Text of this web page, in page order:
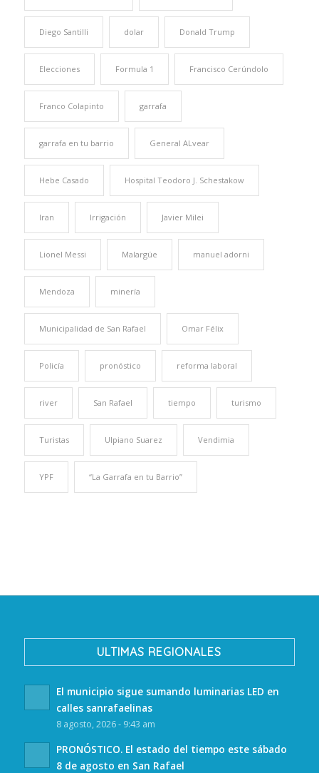
Diego Santilli dolar Donald Trump
Elecciones Formula 1 Francisco Cerúndolo
Franco Colapinto garrafa
garrafa en tu barrio General ALvear
Hebe Casado Hospital Teodoro J. Schestakow
Iran Irrigación Javier Milei
Lionel Messi Malargüe manuel adorni
Mendoza minería
Municipalidad de San Rafael Omar Félix
Policía pronóstico reforma laboral
river San Rafael tiempo turismo
Turistas Ulpiano Suarez Vendimia
YPF “La Garrafa en tu Barrio”
ULTIMAS REGIONALES
El municipio sigue sumando luminarias LED en
calles sanrafaelinas
8 agosto, 2026 - 9:43 am
PRONÓSTICO. El estado del tiempo este sábado
8 de agosto en San Rafael